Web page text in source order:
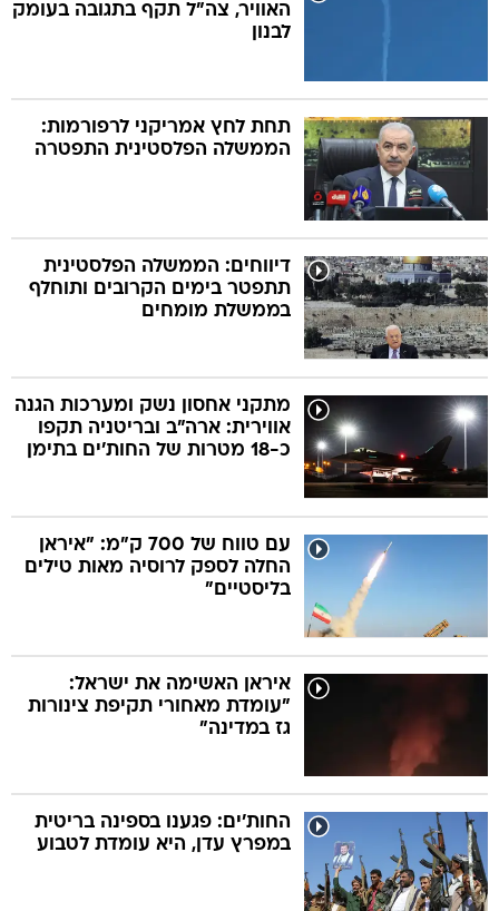
האוויר, צה"ל תקף בתגובה בעומק
לבנון
תחת לחץ אמריקני לרפורמות:
הממשלה הפלסטינית התפטרה
דיווחים: הממשלה הפלסטינית
תתפטר בימים הקרובים ותוחלף
בממשלת מומחים
מתקני אחסון נשק ומערכות הגנה
אווירית: ארה"ב ובריטניה תקפו
כ-18 מטרות של החות'ים בתימן
עם טווח של 700 ק"מ: "איראן
החלה לספק לרוסיה מאות טילים
בליסטיים"
איראן האשימה את ישראל:
"עומדת מאחורי תקיפת צינורות
גז במדינה"
החות'ים: פגענו בספינה בריטית
במפרץ עדן, היא עומדת לטבוע